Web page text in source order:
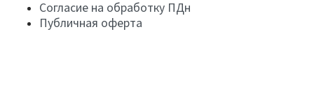
Согласие на обработку ПДн
Публичная оферта